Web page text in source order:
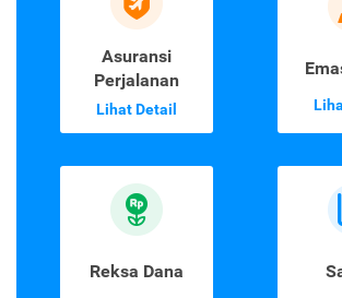
Asuransi
Perjalanan
Lihat Detail
Reksa Dana